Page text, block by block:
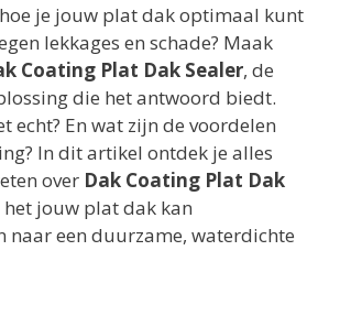
je jouw plat dak optimaal kunt
lekkages en schade? Maak
Coating Plat Dak Sealer, de
die het antwoord biedt.
echt? En wat zijn de voordelen
In dit artikel ontdek je alles
over Dak Coating Plat Dak
het jouw plat dak kan
naar een duurzame, waterdichte